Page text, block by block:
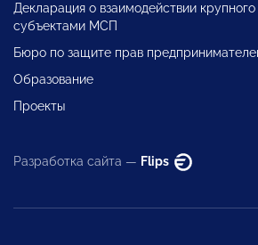
Декларация о взаимодействии
субъектами МСП
Бюро по защите прав
Образование
Проекты
Разработка сайта — Flips